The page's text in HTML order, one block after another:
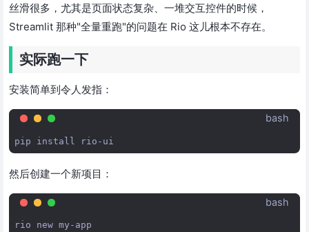
丝滑很多，尤其是页面状态复杂、一堆交互控件的时候，
Streamlit 那种"全量重跑"的问题在 Rio 这儿根本不存在。
实际跑一下
安装简单到令人发指：
bash
pip install
然后创建一个新项目：
bash
rio new